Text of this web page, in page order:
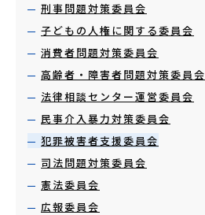
刑事問題対策委員会
子どもの人権に関する委員会
消費者問題対策委員会
高齢者・障害者問題対策委員会
法律相談センター運営委員会
民事介入暴力対策委員会
犯罪被害者支援委員会
司法問題対策委員会
憲法委員会
広報委員会